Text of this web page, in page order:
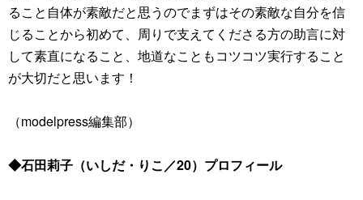
ること自体が素敵だと思うのでまずはその素敵な自分を信
じることから初めて、周りで支えてくださる方の助言に対
して素直になること、地道なこともコツコツ実行すること
が大切だと思います！
（modelpress編集部）
◆石田莉子（いしだ・りこ／20）プロフィール